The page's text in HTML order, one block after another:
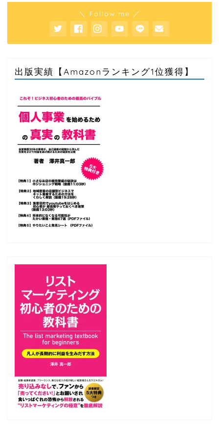
＼ Follow me ／
出版実績【Amazonランキング1位獲得】